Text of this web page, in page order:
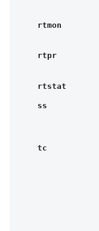
rtmon
rtpr
rtstat
ss
tc